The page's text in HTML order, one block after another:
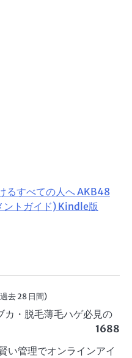
るすべての人へ AKB48
ントガイド) Kindle版
去 28 日間)
カ・脱毛薄毛ハゲ必見の
1688
い管理でオンラインアイ